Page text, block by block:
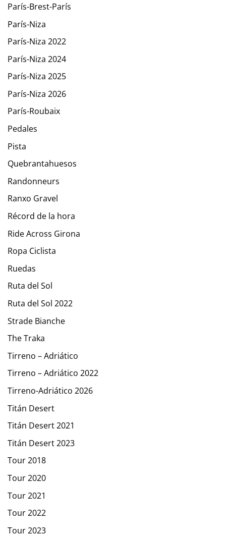
París-Brest-París
París-Niza
París-Niza 2022
París-Niza 2024
París-Niza 2025
París-Niza 2026
París-Roubaix
Pedales
Pista
Quebrantahuesos
Randonneurs
Ranxo Gravel
Récord de la hora
Ride Across Girona
Ropa Ciclista
Ruedas
Ruta del Sol
Ruta del Sol 2022
Strade Bianche
The Traka
Tirreno – Adriático
Tirreno – Adriático 2022
Tirreno-Adriático 2026
Titán Desert
Titán Desert 2021
Titán Desert 2023
Tour 2018
Tour 2020
Tour 2021
Tour 2022
Tour 2023